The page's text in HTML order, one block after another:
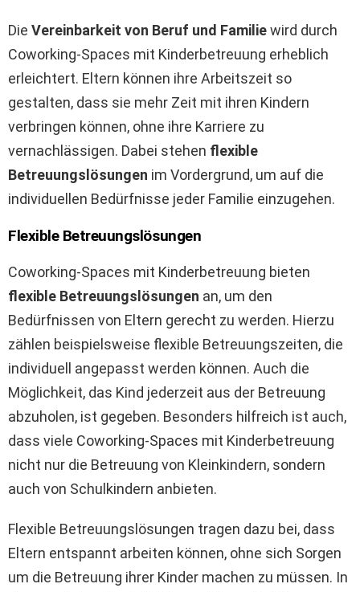
Die Vereinbarkeit von Beruf und Familiewird durch
Coworking-Spaces mit Kinderbetreuung erheblich
erleichtert. Eltern können ihre Arbeitszeit so
gestalten, dass sie mehr Zeit mit ihren Kindern
verbringen können, ohne ihre Karriere zu
vernachlässigen. Dabei stehen flexible
Betreuungslösungen im Vordergrund, um auf die
individuellen Bedürfnisse jeder Familie einzugehen.
Flexible Betreuungslösungen
Coworking-Spaces mit Kinderbetreuung bieten
flexible Betreuungslösungen an, um den
Bedürfnissen von Eltern gerecht zu werden. Hierzu
zählen beispielsweise flexible Betreuungszeiten, die
individuell angepasst werden können. Auch die
Möglichkeit, das Kind jederzeit aus der Betreuung
abzuholen, ist gegeben. Besonders hilfreich ist auch,
dass viele Coworking-Spaces mit Kinderbetreuung
nicht nur die Betreuung von Kleinkindern, sondern
auch von Schulkindern anbieten.
Flexible Betreuungslösungen tragen dazu bei, dass
Eltern entspannt arbeiten können, ohne sich Sorgen
um die Betreuung ihrer Kinder machen zu müssen. In